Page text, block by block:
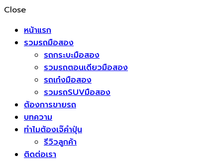
Close
หน้าแรก
รวมรถมือสอง
รถกระบะมือสอง
รวมรถตอนเดียวมือสอง
รถเก๋งมือสอง
รวมรถSUVมือสอง
ต้องการขายรถ
บทความ
ทำไมต้องเจ๊คำปุ่น
รีวิวลูกค้า
ติดต่อเรา